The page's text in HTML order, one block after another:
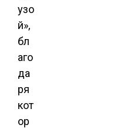
узо
й»,
бл
аго
да
ря
кот
ор